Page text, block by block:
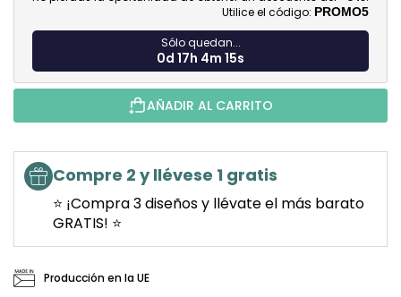
Utilice el código: PROMO5
Sólo quedan...
0d 17h 4m 14s
AÑADIR AL CARRITO
Compre 2 y llévese 1 gratis
⭐ ¡Compra 3 diseños y llévate el más barato
GRATIS! ⭐
Producción en la UE